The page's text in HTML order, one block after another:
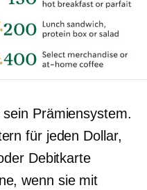
Prämiensystem.
für jeden Dollar,
Debitkarte
wenn sie mit